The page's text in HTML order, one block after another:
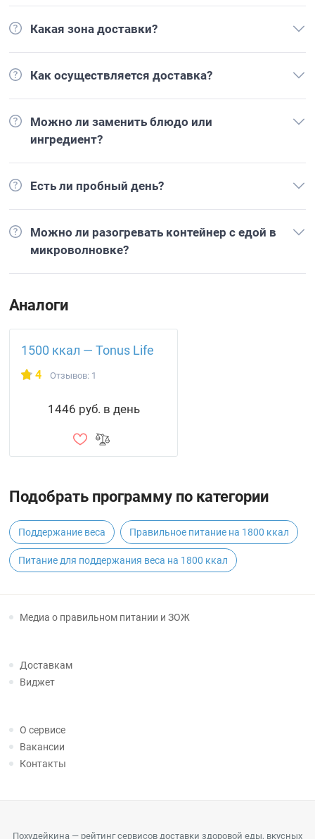
Какая зона доставки?
Как осуществляется доставка?
Можно ли заменить блюдо или
ингредиент?
Есть ли пробный день?
Можно ли разогревать контейнер с едой в
микроволновке?
Аналоги
1500 ккал — Tonus Life
4 Отзывов: 1
1446 руб. в день
Подобрать программу по категории
Поддержание веса Правильное питание на 1800 ккал
Питание для поддержания веса на 1800 ккал
Медиа о правильном питании и ЗОЖ
Доставкам
Виджет
О сервисе
Вакансии
Контакты
Похудейкина — рейтинг сервисов доставки здоровой еды, вкусных